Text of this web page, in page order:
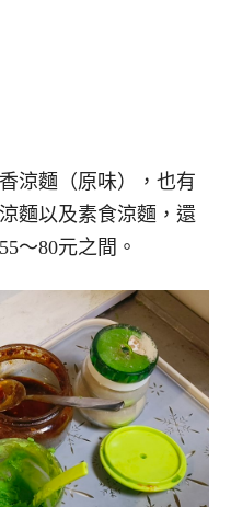
涼麵（原味），也有
麵以及素食涼麵，還
～80元之間。